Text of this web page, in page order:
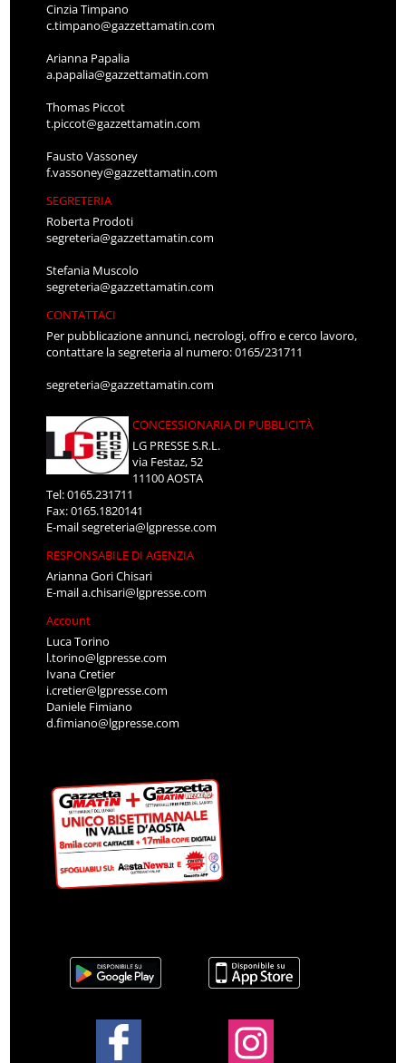
Cinzia Timpano
c.timpano@gazzettamatin.com
Arianna Papalia
a.papalia@gazzettamatin.com
Thomas Piccot
t.piccot@gazzettamatin.com
Fausto Vassoney
f.vassoney@gazzettamatin.com
SEGRETERIA
Roberta Prodoti
segreteria@gazzettamatin.com
Stefania Muscolo
segreteria@gazzettamatin.com
CONTATTACI
Per pubblicazione annunci, necrologi, offro e cerco lavoro,
contattare la segreteria al numero: 0165/231711
segreteria@gazzettamatin.com
CONCESSIONARIA DI PUBBLICITÀ
LG PRESSE S.R.L.
via Festaz, 52
11100 AOSTA
Tel: 0165.231711
Fax: 0165.1820141
E-mailsegreteria@lgpresse.com
RESPONSABILE DI AGENZIA
Arianna Gori Chisari
E-maila.chisari@lgpresse.com
Account
Luca Torino
l.torino@lgpresse.com
Ivana Cretier
i.cretier@lgpresse.com
Daniele Fimiano
d.fimiano@lgpresse.com